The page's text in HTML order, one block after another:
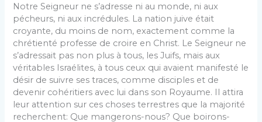
Notre Seigneur ne s’adresse ni au monde, ni aux
pécheurs, ni aux incrédules. La nation juive était
croyante, du moins de nom, exactement comme la
chrétienté professe de croire en Christ. Le Seigneur ne
s’adressait pas non plus à tous, les Juifs, mais aux
véritables Israélites, à tous ceux qui avaient manifesté le
désir de suivre ses traces, comme disciples et de
devenir cohéritiers avec lui dans son Royaume. Il attira
leur attention sur ces choses terrestres que la majorité
recherchent: Que mangerons-nous? Que boi­rons-